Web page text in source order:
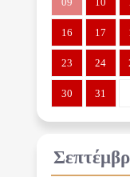
16 17
23 24
30 31